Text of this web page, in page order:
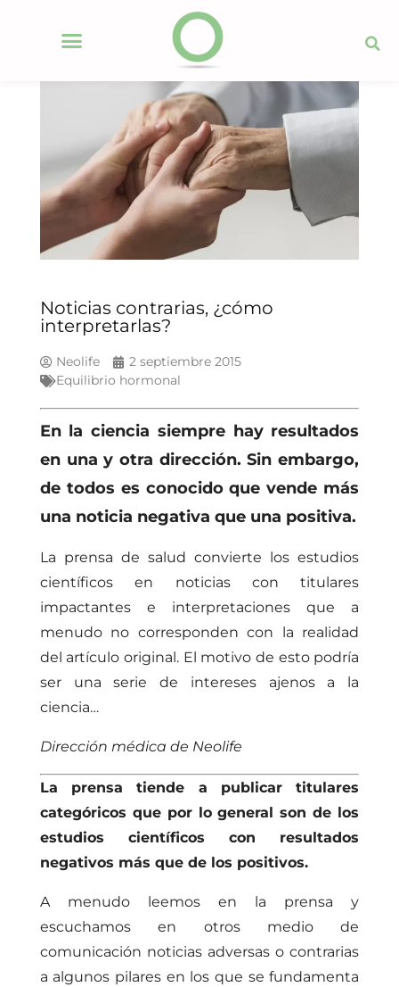
Noticias contrarias, ¿cómo
interpretarlas?
Neolife
2 septiembre 2015
Equilibrio hormonal
En la ciencia siempre hay resultados
en una y otra dirección. Sin embargo,
de todos es conocido que vende más
una noticia negativa que una positiva.
La prensa de salud convierte los estudios
científicos en noticias con titulares
impactantes e interpretaciones que a
menudo no corresponden con la realidad
del artículo original. El motivo de esto podría
ser una serie de intereses ajenos a la
ciencia…
Dirección médica de Neolife
La prensa tiende a publicar titulares
categóricos que por lo general son de los
estudios científicos con resultados
negativos más que de los positivos.
A menudo leemos en la prensa y
escuchamos en otros medio de
comunicación noticias adversas o contrarias
a algunos pilares en los que se fundamenta